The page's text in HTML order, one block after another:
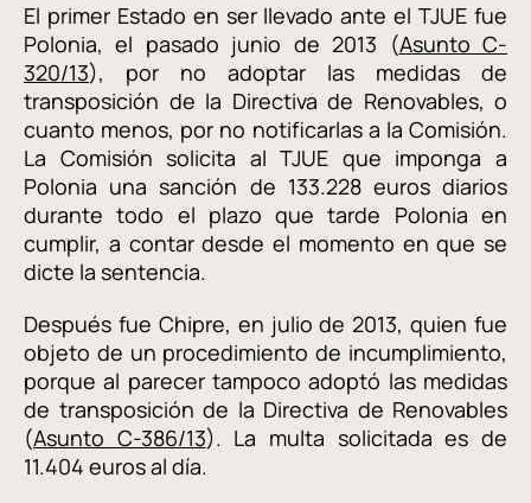
El primer Estado en ser llevado ante el TJUE fue
Polonia, el pasado junio de 2013 (Asunto C-
320/13), por no adoptar las medidas de
transposición de la Directiva de Renovables, o
cuanto menos, por no notificarlas a la Comisión.
La Comisión solicita al TJUE que imponga a
Polonia una sanción de 133.228 euros diarios
durante todo el plazo que tarde Polonia en
cumplir, a contar desde el momento en que se
dicte la sentencia.
Después fue Chipre, en julio de 2013, quien fue
objeto de un procedimiento de incumplimiento,
porque al parecer tampoco adoptó las medidas
de transposición de la Directiva de Renovables
(Asunto C-386/13). La multa solicitada es de
11.404 euros al día.